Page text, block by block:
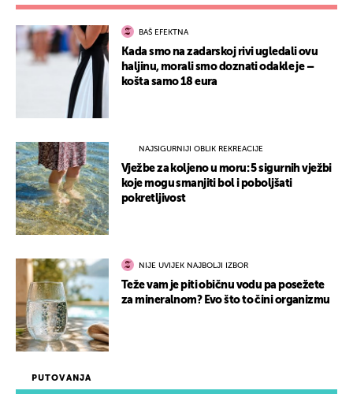
PUTOVANJA
BAŠ EFEKTNA
Kada smo na zadarskoj rivi ugledali ovu
haljinu, morali smo doznati odakle je –
košta samo 18 eura
NAJSIGURNIJI OBLIK REKREACIJE
Vježbe za koljeno u moru: 5 sigurnih vježbi
koje mogu smanjiti bol i poboljšati
pokretljivost
NIJE UVIJEK NAJBOLJI IZBOR
Teže vam je piti običnu vodu pa posežete
za mineralnom? Evo što to čini organizmu